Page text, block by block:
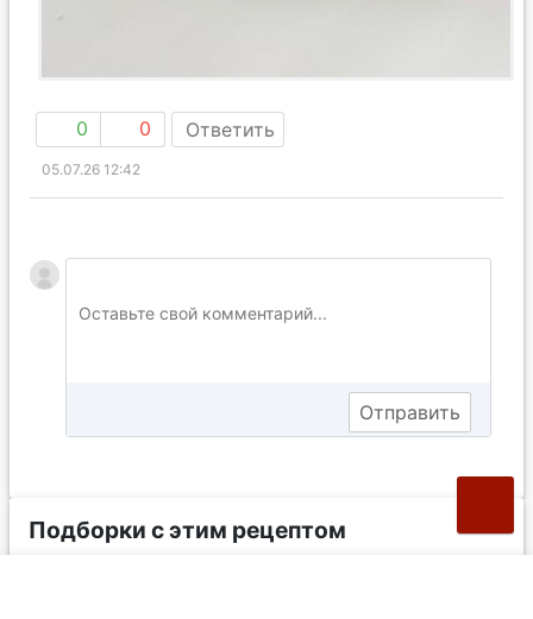
0 0 Ответить
05.07.26 12:42
Подборки с этим рецептом